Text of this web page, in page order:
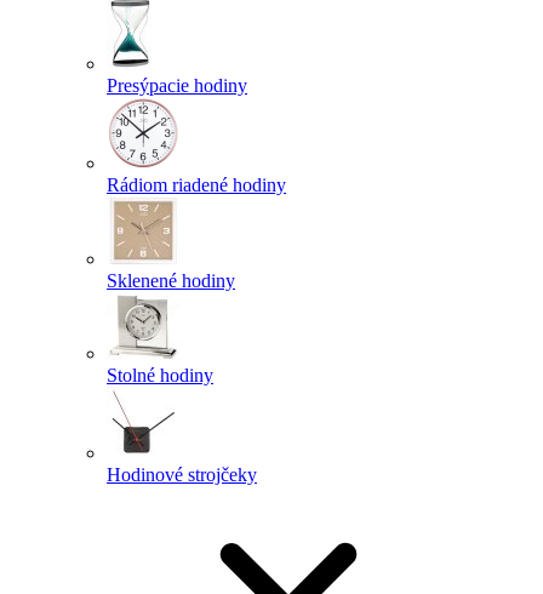
Presýpacie hodiny
Rádiom riadené hodiny
Sklenené hodiny
Stolné hodiny
Hodinové strojčeky